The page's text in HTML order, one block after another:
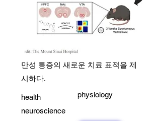
만성 통증의 새로운 치료 표적을 제
시하다.
health
neuroscience
physiology